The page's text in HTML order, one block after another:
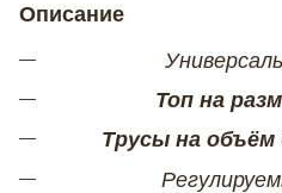
Описание
Топ на
Трусы на объём